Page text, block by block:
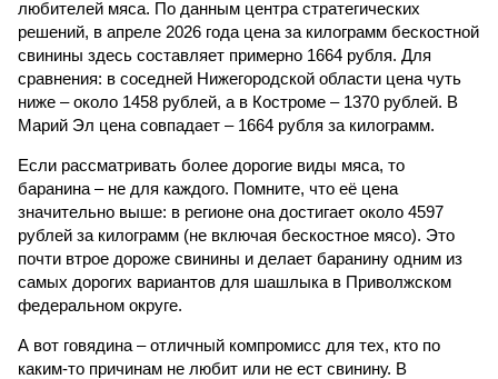
любителей мяса. По данным центра стратегических
решений, в апреле 2026 года цена за килограмм бескостной
свинины здесь составляет примерно 1664 рубля. Для
сравнения: в соседней Нижегородской области цена чуть
ниже – около 1458 рублей, а в Костроме – 1370 рублей. В
Марий Эл цена совпадает – 1664 рубля за килограмм.
Если рассматривать более дорогие виды мяса, то
баранина – не для каждого. Помните, что её цена
значительно выше: в регионе она достигает около 4597
рублей за килограмм (не включая бескостное мясо). Это
почти втрое дороже свинины и делает баранину одним из
самых дорогих вариантов для шашлыка в Приволжском
федеральном округе.
А вот говядина – отличный компромисс для тех, кто по
каким-то причинам не любит или не ест свинину. В